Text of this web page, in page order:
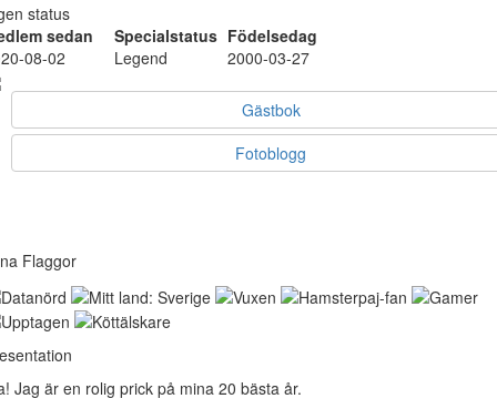
status
sedan
Specialstatus Födelsedag
08-02
Legend 2000-03-27
Gästbok
Fotoblogg
Flaggor
Jag är en rolig prick på mina 20 bästa år.